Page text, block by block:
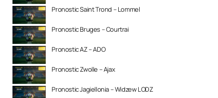
Pronostic Saint Trond – Lommel
Pronostic Bruges – Courtrai
Pronostic AZ – ADO
Pronostic Zwolle – Ajax
Pronostic Jagiellonia – Widzew LODZ